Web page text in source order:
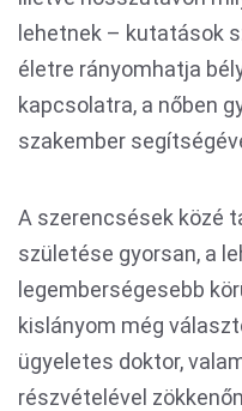
lehetnek – kutatások
életre rányomhatja
kapcsolatra, a nőben
szakember
A szerencsések közé
születése gyorsan, a
legemberségesebb
kislányom még
ügyeletes doktor,
részvételével